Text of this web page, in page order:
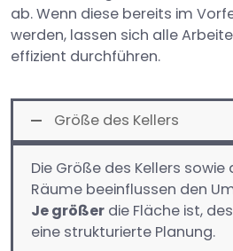
ab. Wenn diese bereits im
werden, lassen sich alle
effizient durchführen.
Größe des Kellers
Die Größe des Kellers sowie
Räume beeinflussen den
Je größer die Fläche ist,
eine strukturierte Planung.